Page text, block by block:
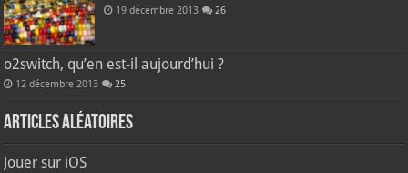
19 décembre 2013 26
o2switch, qu’en est-il aujourd’hui ?
12 décembre 2013 25
Articles aléatoires
Jouer sur iOS